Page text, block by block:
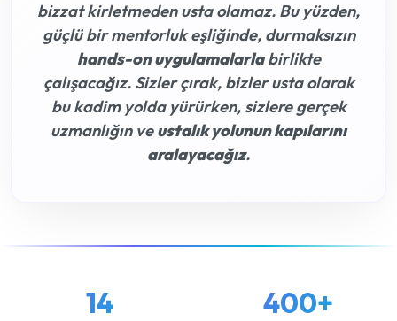
bizzat kirletmeden usta olamaz. Bu yüzden,
güçlü bir mentorluk eşliğinde, durmaksızın
hands-on uygulamalarlabirlikte
çalışacağız. Sizler çırak, bizler usta olarak
bu kadim yolda yürürken, sizlere gerçek
uzmanlığın veustalık yolunun kapılarını
aralayacağız.
14 400+